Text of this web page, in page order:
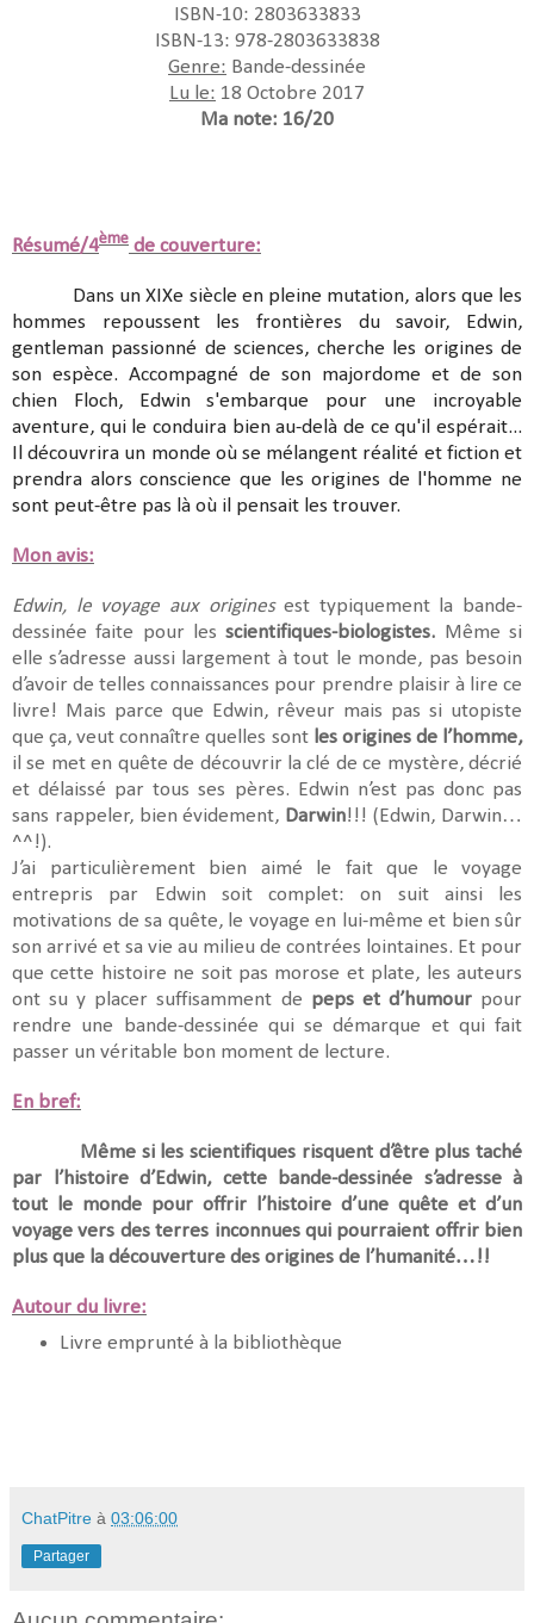
ISBN-10: 2803633833
ISBN-13: 978-2803633838
Genre: Bande-dessinée
Lu le: 18 Octobre 2017
Ma note: 16/20
Résumé/4ème de couverture:
Dans un XIXe siècle en pleine mutation, alors que les
hommes repoussent les frontières du savoir, Edwin,
gentleman passionné de sciences, cherche les origines de
son espèce. Accompagné de son majordome et de son
chien Floch, Edwin s'embarque pour une incroyable
aventure, qui le conduira bien au-delà de ce qu'il espérait...
Il découvrira un monde où se mélangent réalité et fiction et
prendra alors conscience que les origines de l'homme ne
sont peut-être pas là où il pensait les trouver.
Mon avis:
Edwin, le voyage aux originesest typiquement la bande-
dessinée faite pour lesscientifiques-biologistes. Même si
elle s’adresse aussi largement à tout le monde, pas besoin
d’avoir de telles connaissances pour prendre plaisir à lire ce
livre! Mais parce que Edwin, rêveur mais pas si utopiste
que ça, veut connaître quelles sont les origines de l’homme,
il se met en quête de découvrir la clé de ce mystère, décrié
et délaissé par tous ses pères. Edwin n’est pas donc pas
sans rappeler, bien évidement, Darwin!!! (Edwin, Darwin…
^^!).
J’ai particulièrement bien aimé le fait que le voyage
entrepris par Edwin soit complet: on suit ainsi les
motivations de sa quête, le voyage en lui-même et bien sûr
son arrivé et sa vie au milieu de contrées lointaines. Et pour
que cette histoire ne soit pas morose et plate, les auteurs
ont su y placer suffisamment de peps et d’humourpour
rendre une bande-dessinée qui se démarque et qui fait
passer un véritable bon moment de lecture.
En bref:
Même si les scientifiques risquent d’être plus taché
par l’histoire d’Edwin, cette bande-dessinée s’adresse à
tout le monde pour offrir l’histoire d’une quête et d’un
voyage vers des terres inconnues qui pourraient offrir bien
plus que la découverture des origines de l’humanité…!!
Autour du livre:
Livre emprunté à la bibliothèque
ChatPitre à 03:06:00
Partager